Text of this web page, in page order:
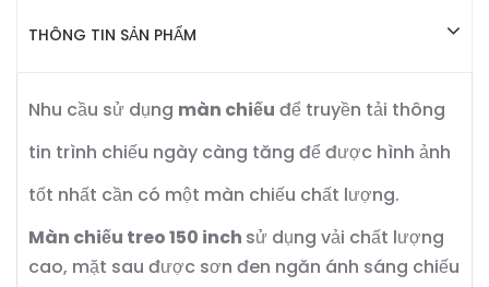
THÔNG TIN SẢN PHẨM
Nhu cầu sử dụng màn chiếu để truyền tải thông
tin trình chiếu ngày càng tăng để được hình ảnh
tốt nhất cần có một màn chiếu chất lượng.
Màn chiếu treo 150 inch sử dụng vải chất lượng
cao, mặt sau được sơn đen ngăn ánh sáng chiếu